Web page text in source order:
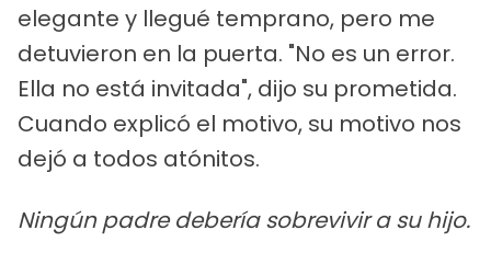
elegante y llegué temprano, pero me
detuvieron en la puerta. "No es un error.
Ella no está invitada", dijo su prometida.
Cuando explicó el motivo, su motivo nos
dejó a todos atónitos.
Ningún padre debería sobrevivir a su hijo.